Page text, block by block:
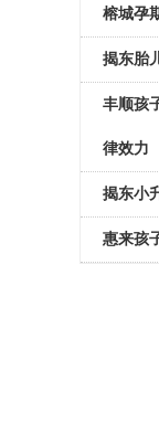
榕城孕
揭东胎
丰顺孩
律效力
揭东小
惠来孩